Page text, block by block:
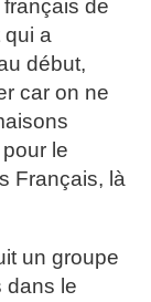
de
qui a
début,
car on ne
le
Français, là
un groupe
dans le